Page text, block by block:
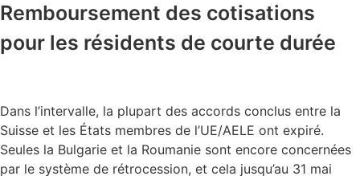
Remboursement des cotisations
pour les résidents de courte durée
Dans l’intervalle, la plupart des accords conclus entre la
Suisse et les États membres de l’UE/AELE ont expiré.
Seules la Bulgarie et la Roumanie sont encore concernées
par le système de rétrocession, et cela jusqu’au 31 mai